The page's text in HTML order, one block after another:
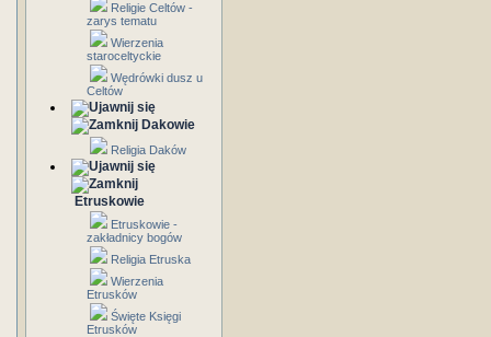
Religie Celtów -
zarys tematu
Wierzenia
staroceltyckie
Wędrówki dusz u
Celtów
Dakowie
Religia Daków
Etruskowie
Etruskowie -
zakładnicy bogów
Religia Etruska
Wierzenia
Etrusków
Święte Księgi
Etrusków